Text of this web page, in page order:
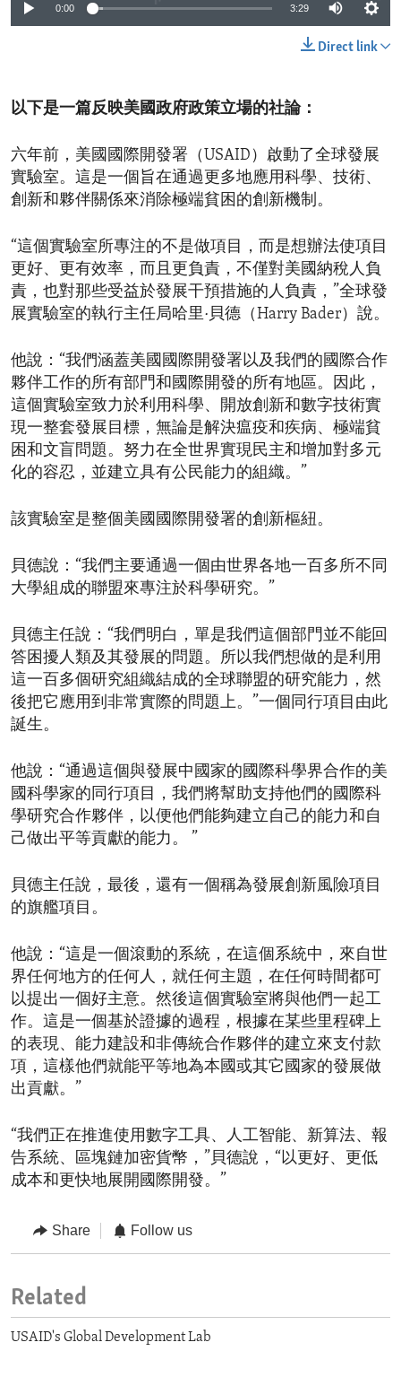
0:00 3:29
Direct link
以下是一篇反映美國政府政策立場的社論：
六年前，美國國際開發署（USAID）啟動了全球發展
實驗室。這是一個旨在通過更多地應用科學、技術、
創新和夥伴關係來消除極端貧困的創新機制。
“這個實驗室所專注的不是做項目，而是想辦法使項目
更好、更有效率，而且更負責，不僅對美國納稅人負
責，也對那些受益於發展干預措施的人負責，”全球發
展實驗室的執行主任局哈里·貝德（Harry Bader）說。
他說：“我們涵蓋美國國際開發署以及我們的國際合作
夥伴工作的所有部門和國際開發的所有地區。因此，
這個實驗室致力於利用科學、開放創新和數字技術實
現一整套發展目標，無論是解決瘟疫和疾病、極端貧
困和文盲問題。努力在全世界實現民主和增加對多元
化的容忍，並建立具有公民能力的組織。”
該實驗室是整個美國國際開發署的創新樞紐。
貝德說：“我們主要通過一個由世界各地一百多所不同
大學組成的聯盟來專注於科學研究。”
貝德主任說：“我們明白，單是我們這個部門並不能回
答困擾人類及其發展的問題。所以我們想做的是利用
這一百多個研究組織結成的全球聯盟的研究能力，然
後把它應用到非常實際的問題上。”一個同行項目由此
誕生。
他說：“通過這個與發展中國家的國際科學界合作的美
國科學家的同行項目，我們將幫助支持他們的國際科
學研究合作夥伴，以便他們能夠建立自己的能力和自
己做出平等貢獻的能力。 ”
貝德主任說，最後，還有一個稱為發展創新風險項目
的旗艦項目。
他說：“這是一個滾動的系統，在這個系統中，來自世
界任何地方的任何人，就任何主題，在任何時間都可
以提出一個好主意。然後這個實驗室將與他們一起工
作。這是一個基於證據的過程，根據在某些里程碑上
的表現、能力建設和非傳統合作夥伴的建立來支付款
項，這樣他們就能平等地為本國或其它國家的發展做
出貢獻。”
“我們正在推進使用數字工具、人工智能、新算法、報
告系統、區塊鏈加密貨幣，”貝德說，“以更好、更低
成本和更快地展開國際開發。”
Share Follow us
Related
USAID's Global Development Lab